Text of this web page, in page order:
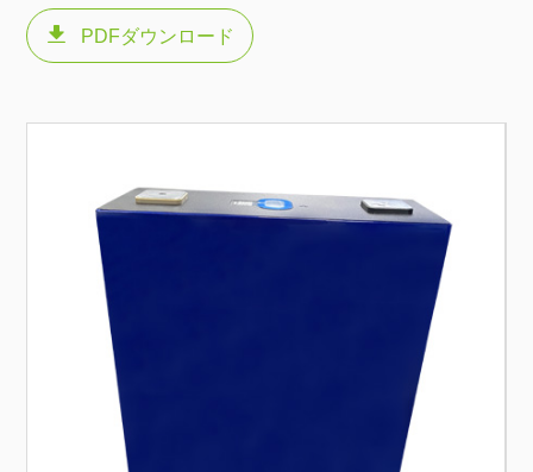
 PDFダウンロード